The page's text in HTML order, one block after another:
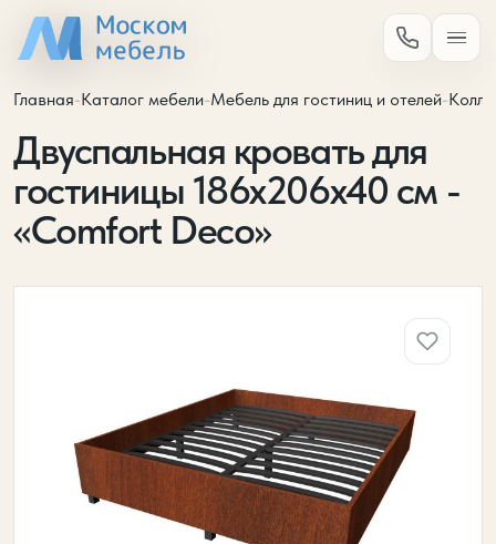
Главная-Каталог мебели-Мебель для гостиниц и отелей-
Двуспальная кровать для
гостиницы 186х206х40 см -
«Comfort Deco»